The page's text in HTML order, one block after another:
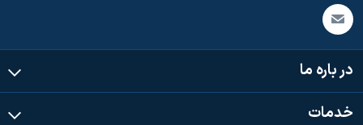
در باره ما
خدمات